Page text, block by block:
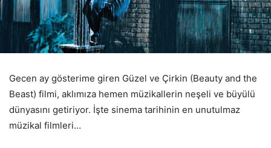
Gecen ay gösterime giren Güzel ve Çirkin (Beauty and the
Beast) filmi, aklımıza hemen müzikallerin neşeli ve büyülü
dünyasını getiriyor. İşte sinema tarihinin en unutulmaz
müzikal filmleri…